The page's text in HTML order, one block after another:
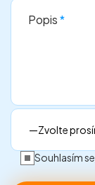
Popis*
Souhlasím se